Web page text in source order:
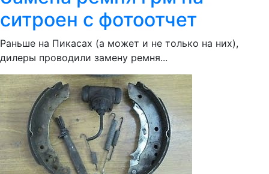
ситроен с фотоотчет
Раньше на Пикасах (а может и не только на них),
дилеры проводили замену ремня...